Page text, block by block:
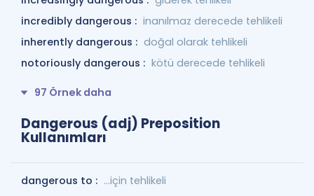
incredibly dangerous : inanılmaz derecede tehlikeli
inherently dangerous : doğal olarak tehlikeli
notoriously dangerous : kötü derecede tehlikeli
97 Örnek daha
Dangerous (adj) Preposition
Kullanımları
dangerous to : …için tehlikeli